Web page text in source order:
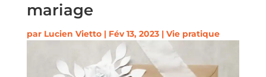
mariage
par Lucien Vietto| Fév 13, 2023| Vie pratique